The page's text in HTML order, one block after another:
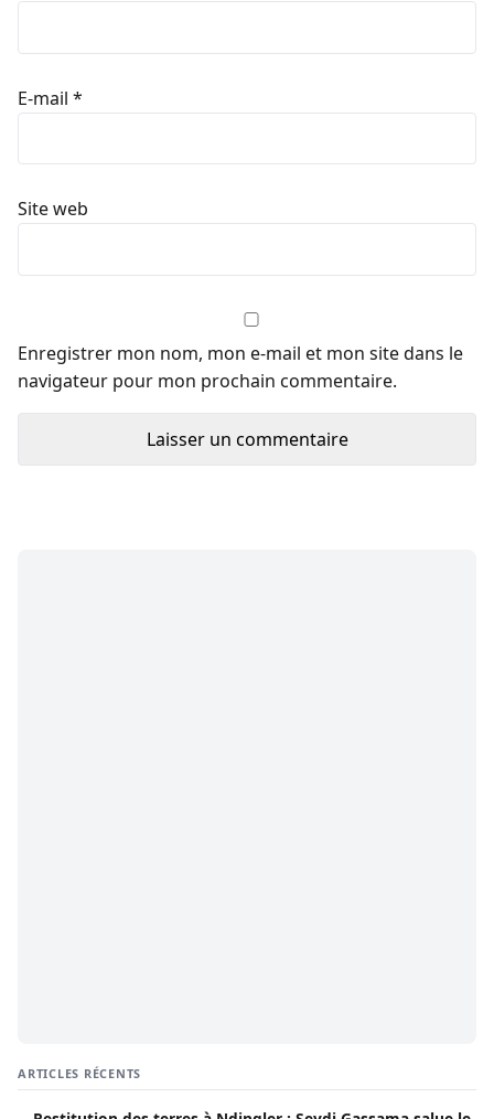
E-mail *
Site web
Enregistrer mon nom, mon e-mail et mon site dans le
navigateur pour mon prochain commentaire.
ARTICLES RÉCENTS